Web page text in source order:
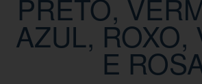
PRETO,
AZUL, ROXO,
E